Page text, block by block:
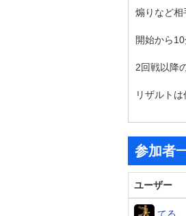
煽りなど
開始から
2回戦以降
リザルトは
参加者
ユーザー
てる